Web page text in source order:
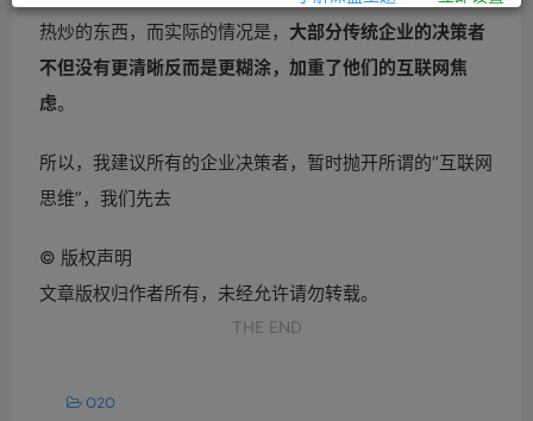
热炒的东西，而实际的情况是， 大部分传统企业的决策者
不但没有更清晰反而是更糊涂，加重了他们的互联网焦
虑。
所以，我建议所有的企业决策者，暂时抛开所谓的“互联网
思维”，我们先去
© 版权声明
文章版权归作者所有，未经允许请勿转载。
THE END
O2O